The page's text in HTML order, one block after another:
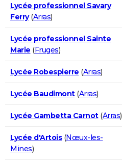
Lycée professionnel Savary
Ferry(Arras)
Lycée professionnel Sainte
Marie (Fruges)
Lycée Robespierre (Arras)
Lycée Baudimont(Arras)
Lycée Gambetta Carnot(Arras)
Lycée d'Artois(Nœux-les-
Mines)